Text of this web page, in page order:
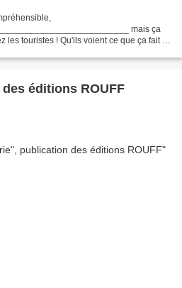
mais ça
les touristes ! Qu'ils voient ce que ça fait ! -
éditions ROUFF